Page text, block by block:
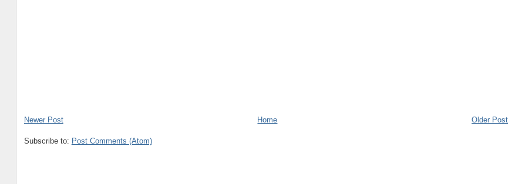
Newer Post Older Post
Home
Subscribe to: Post Comments (Atom)